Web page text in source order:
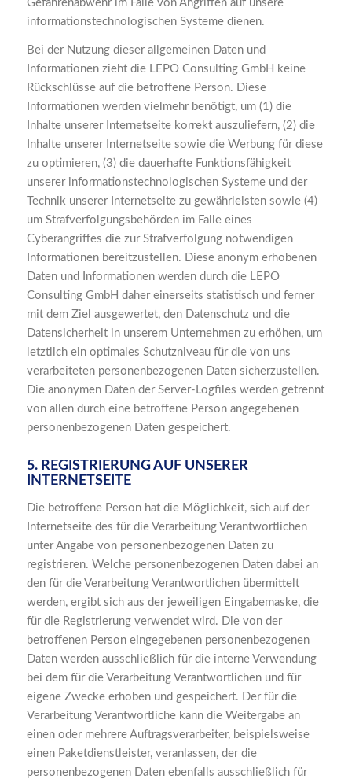
Gefahrenabwehr im Falle von Angriffen auf unsere
informationstechnologischen Systeme dienen.
Bei der Nutzung dieser allgemeinen Daten und
Informationen zieht die LEPO Consulting GmbH keine
Rückschlüsse auf die betroffene Person. Diese
Informationen werden vielmehr benötigt, um (1) die
Inhalte unserer Internetseite korrekt auszuliefern, (2) die
Inhalte unserer Internetseite sowie die Werbung für diese
zu optimieren, (3) die dauerhafte Funktionsfähigkeit
unserer informationstechnologischen Systeme und der
Technik unserer Internetseite zu gewährleisten sowie (4)
um Strafverfolgungsbehörden im Falle eines
Cyberangriffes die zur Strafverfolgung notwendigen
Informationen bereitzustellen. Diese anonym erhobenen
Daten und Informationen werden durch die LEPO
Consulting GmbH daher einerseits statistisch und ferner
mit dem Ziel ausgewertet, den Datenschutz und die
Datensicherheit in unserem Unternehmen zu erhöhen, um
letztlich ein optimales Schutzniveau für die von uns
verarbeiteten personenbezogenen Daten sicherzustellen.
Die anonymen Daten der Server-Logfiles werden getrennt
von allen durch eine betroffene Person angegebenen
personenbezogenen Daten gespeichert.
5. REGISTRIERUNG AUF UNSERER
INTERNETSEITE
Die betroffene Person hat die Möglichkeit, sich auf der
Internetseite des für die Verarbeitung Verantwortlichen
unter Angabe von personenbezogenen Daten zu
registrieren. Welche personenbezogenen Daten dabei an
den für die Verarbeitung Verantwortlichen übermittelt
werden, ergibt sich aus der jeweiligen Eingabemaske, die
für die Registrierung verwendet wird. Die von der
betroffenen Person eingegebenen personenbezogenen
Daten werden ausschließlich für die interne Verwendung
bei dem für die Verarbeitung Verantwortlichen und für
eigene Zwecke erhoben und gespeichert. Der für die
Verarbeitung Verantwortliche kann die Weitergabe an
einen oder mehrere Auftragsverarbeiter, beispielsweise
einen Paketdienstleister, veranlassen, der die
personenbezogenen Daten ebenfalls ausschließlich für